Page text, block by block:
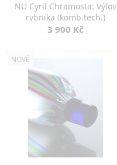
NU Cyril Chramosta: Výlov
rybníka (komb.tech.)
3 900 Kč
NOVÉ